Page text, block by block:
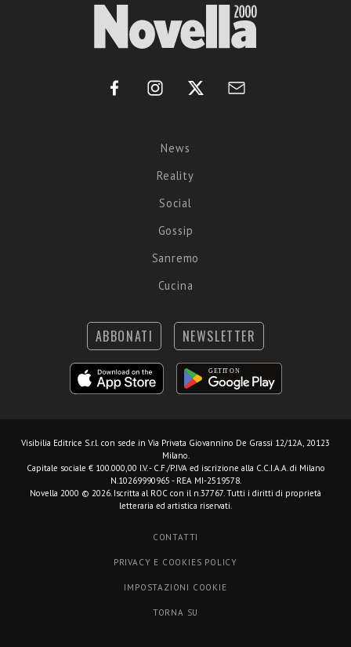
News
Reality
Social
Gossip
Sanremo
Cucina
ABBONATI NEWSLETTER
Visibilia Editrice S.r.l. con sede in Via Privata Giovannino De Grassi 12/12A, 20123
Milano.
Capitale sociale € 100.000,00 I.V. - C.F./P.IVA ed iscrizione alla C.C.I.A.A. di Milano
N.10269990965 - REA MI-2519578.
Novella 2000 © 2026. Iscritta al ROC con il n.37767. Tutti i diritti di proprietà
letteraria ed artistica riservati.
CONTATTI
PRIVACY E COOKIES POLICY
IMPOSTAZIONI COOKIE
TORNA SU